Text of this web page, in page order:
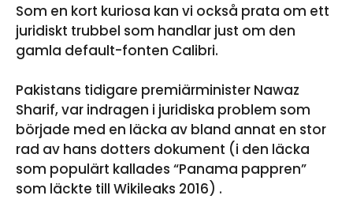
Som en kort kuriosa kan vi också prata om ett
juridiskt trubbel som handlar just om den
gamla default-fonten Calibri.
Pakistans tidigare premiärminister Nawaz
Sharif, var indragen i juridiska problem som
började med en läcka av bland annat en stor
rad av hans dotters dokument (i den läcka
som populärt kallades “Panama pappren”
som läckte till Wikileaks 2016) .